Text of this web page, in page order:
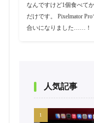
なんですけど1個食べて
だけです。 Pixelmator
合いになりました……！
人気記事